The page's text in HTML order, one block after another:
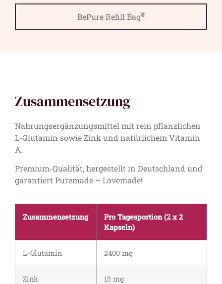
BePure Refill Bag®
Zusammensetzung
Nahrungsergänzungsmittel mit rein pflanzlichen
L-Glutamin sowie Zink und natürlichem Vitamin
A.
Premium-Qualität, hergestellt in Deutschland und
garantiert Puremade – Lovemade!
Zusammensetzung
Pro Tagesportion (2 x 2
Kapseln)
L-Glutamin 2400 mg
Zink 15 mg